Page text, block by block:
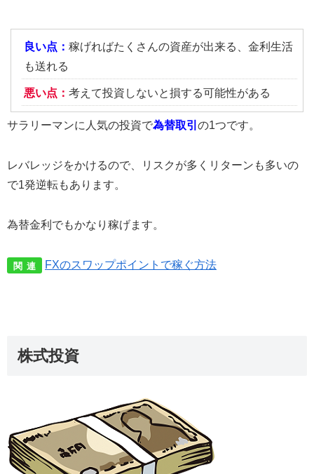
良い点： 稼げればたくさんの資産が出来る、金利生活
も送れる
悪い点： 考えて投資しないと損する可能性がある
サラリーマンに人気の投資で為替取引 の1つです。
レバレッジをかけるので、リスクが多くリターンも多いの
で1発逆転もあります。
為替金利でもかなり稼げます。
関 連 FXのスワップポイントで稼ぐ方法
株式投資